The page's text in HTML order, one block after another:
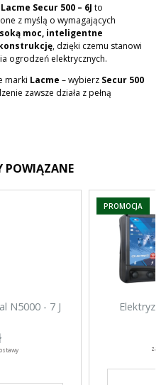
Secur 500 – 6J to
z myślą o wymagających
moc, inteligentne
, dzięki czemu stanowi
ogrodzeń elektrycznych.
marki Lacme – wybierz Secur 500
zawsze działa z pełną
POWIĄZANE
N5000 - 7 J
PROMOCJA